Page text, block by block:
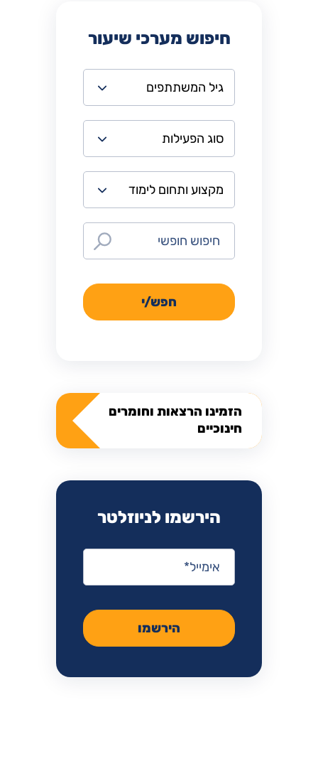
חיפוש מערכי שיעור
חפש/י
הזמינו הרצאות וחומרים
חינוכיים
הירשמו לניוזלטר
אימייל
הירשמו